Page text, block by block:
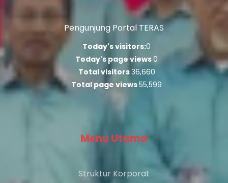
Pengunjung Portal TERAS
Today's visitors:0
Today's page views0
Total visitors36,660
Total page views55,599
Menu Utama
Struktur Korporat